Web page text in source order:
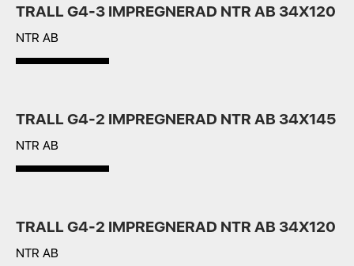
TRALL G4-3 IMPREGNERAD NTR AB 34X120
NTR AB
TRALL G4-2 IMPREGNERAD NTR AB 34X145
NTR AB
TRALL G4-2 IMPREGNERAD NTR AB 34X120
NTR AB